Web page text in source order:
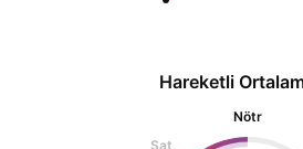
Hareketli
Nötr
Sat